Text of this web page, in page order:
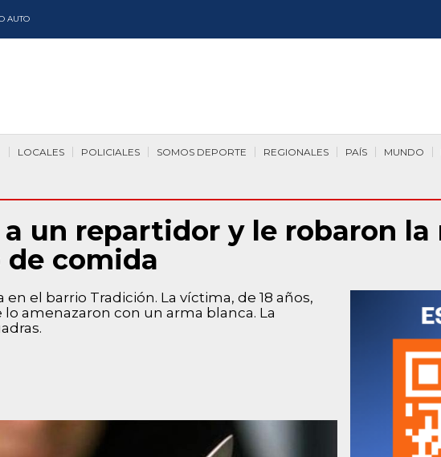
AUTO
MUNDO
PAÍS
REGIONALES
SOMOS DEPORTE
POLICIALES
LOCALES
un repartidor y le robaron la
comida
el barrio Tradición. La víctima, de 18 años,
amenazaron con un arma blanca. La